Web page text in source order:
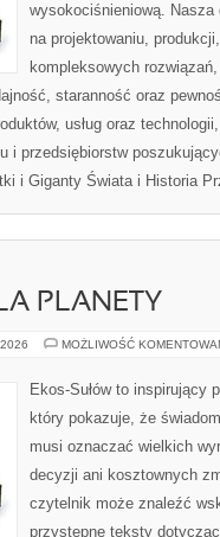
wysokociśnieniową. Nasza
na projektowaniu,
kompleksowych
staranność oraz
usług oraz
i przedsiębiorstw
i Giganty Świata i Historia
PLANETY
MOŻLIWOŚĆ
Ekos-Sułów to inspirujący
który pokazuje, że
musi oznaczać wielkich
decyzji ani kosztownych
czytelnik może znaleźć
przystępne teksty